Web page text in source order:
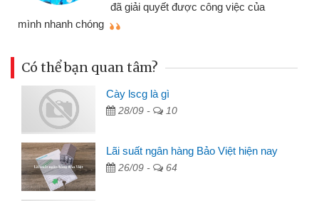
đã giải quyết được công việc của
mình nhanh chóng
Có thể bạn quan tâm?
Cày lscg là gì
28/09 - 10
Lãi suất ngân hàng Bảo Việt hiện nay
26/09 - 64